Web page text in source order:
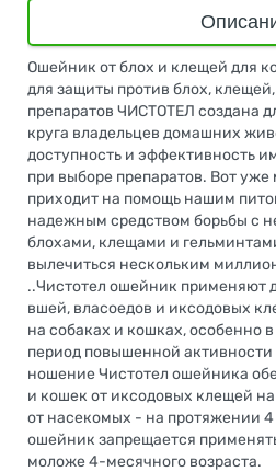
Ошейник от блох и клещей для
для защиты против блох,
препаратов ЧИСТОТЕЛ создана
круга владельцев домашних
доступность и эффективность
при выборе препаратов. Вот
приходит на помощь нашим
надежным средством борьбы с
блохами, клещами и
вылечиться нескольким
..Чистотел ошейник применяют
вшей, власоедов и иксодовых
на собаках и кошках, особенно
период повышенной
ношение Чистотел ошейника
и кошек от иксодовых клещей
от насекомых - на протяжении
ошейник запрещается
моложе 4-месячного возраста.